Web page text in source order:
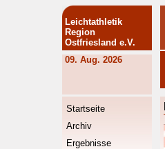
Leichtathletik
Region
Ostfriesland e.V.
09. Aug. 2026
Startseite
Archiv
Ergebnisse